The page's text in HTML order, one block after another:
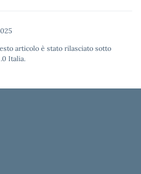
articolo è stato rilasciato sotto
Italia.